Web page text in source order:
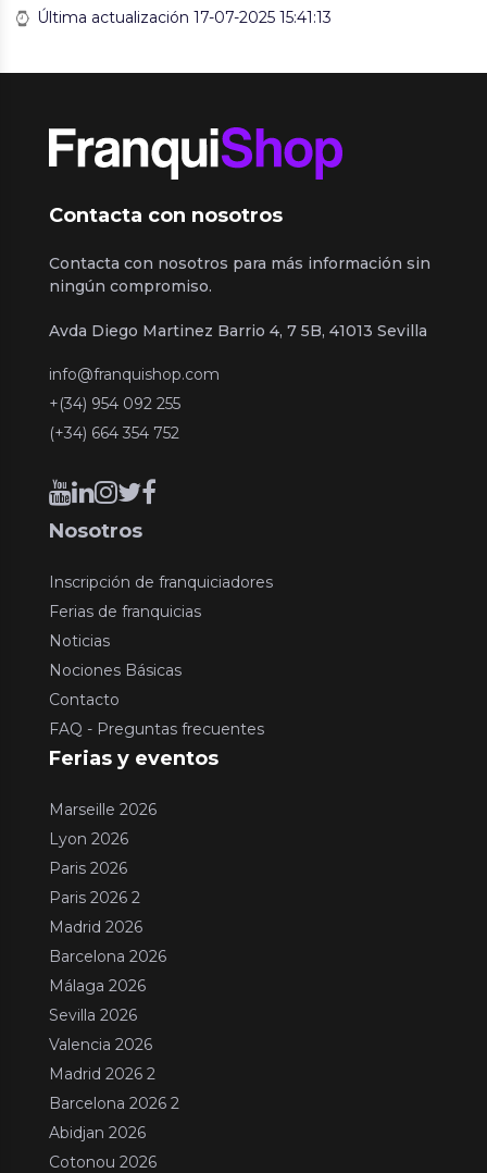
Última actualización 17-07-2025 15:41:13
Contacta con nosotros
Contacta con nosotros para más información sin
ningún compromiso.
Avda Diego Martinez Barrio 4, 7 5B, 41013 Sevilla
info@franquishop.com
+(34) 954 092 255
(+34) 664 354 752
Nosotros
Inscripción de franquiciadores
Ferias de franquicias
Noticias
Nociones Básicas
Contacto
FAQ - Preguntas frecuentes
Ferias y eventos
Marseille 2026
Lyon 2026
Paris 2026
Paris 2026 2
Madrid 2026
Barcelona 2026
Málaga 2026
Sevilla 2026
Valencia 2026
Madrid 2026 2
Barcelona 2026 2
Abidjan 2026
Cotonou 2026